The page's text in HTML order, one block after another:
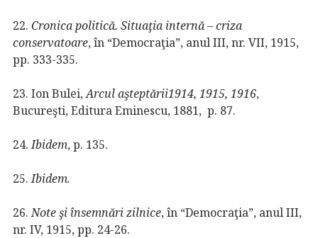
22. Cronica politică. Situaţia internă – criza
conservatoare, în “Democraţia”, anul III, nr. VII, 1915,
pp. 333-335.
23. Ion Bulei, Arcul aşteptării1914, 1915, 1916,
Bucureşti, Editura Eminescu, 1881, p. 87.
24. Ibidem, p. 135.
25. Ibidem.
26. Note şi însemnări zilnice, în “Democraţia”, anul III,
nr. IV, 1915, pp. 24-26.